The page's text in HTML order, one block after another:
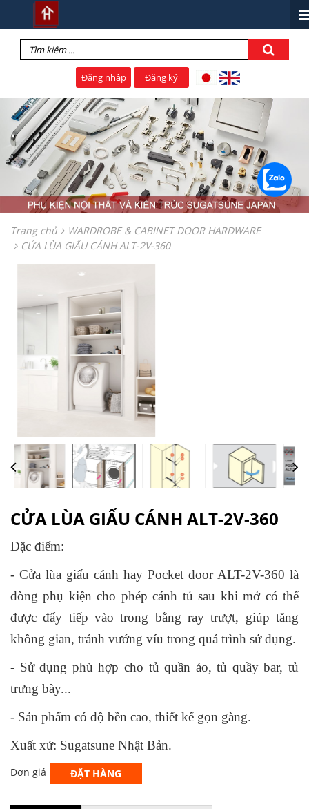
Đăng nhập Đăng ký
Trang chủ
WARDROBE & CABINET DOOR HARDWARE
CỬA LÙA GIẤU CÁNH ALT-2V-360
CỬA LÙA GIẤU CÁNH ALT-2V-360
Đặc điểm:
- Cửa lùa giấu cánh hay Pocket door ALT-2V-360 là
dòng phụ kiện cho phép cánh tủ sau khi mở có thể
được đẩy tiếp vào trong bằng ray trượt, giúp tăng
không gian, tránh vướng víu trong quá trình sử dụng.
- Sử dụng phù hợp cho tủ quần áo, tủ quầy bar, tủ
trưng bày...
- Sản phẩm có độ bền cao, thiết kế gọn gàng.
Xuất xứ: Sugatsune Nhật Bản.
Đơn giá ĐẶT HÀNG